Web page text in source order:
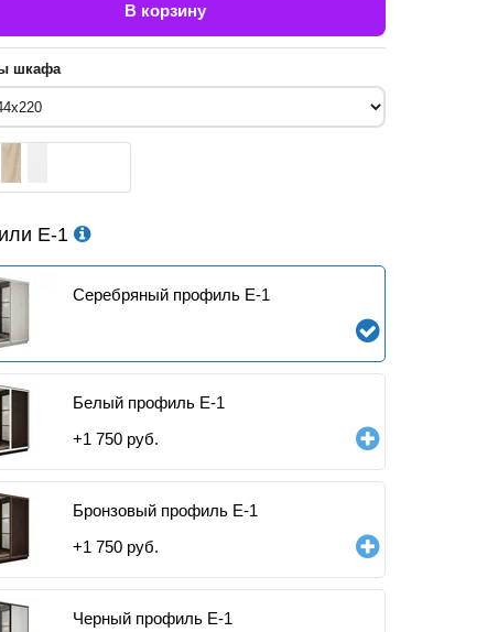
В корзину
шкафа
Е-1
Серебряный профиль E-1
Белый профиль E-1
+1 750 руб.
Бронзовый профиль E-1
+1 750 руб.
Черный профиль E-1